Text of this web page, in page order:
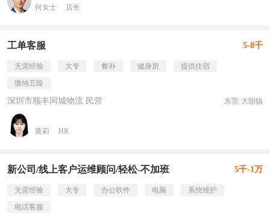
何女士 店长
工单客服 5-8千
无需经验 大专 餐补 健身房
提供住宿
缴纳五险
深圳市顺丰同城物流 民营 东莞·大朗镇
黄莉 HR
新公司/线上客户运维顾问/轻松-不加班 5千-1万
无需经验 大专 办公软件 电脑
系统维护
电话客服